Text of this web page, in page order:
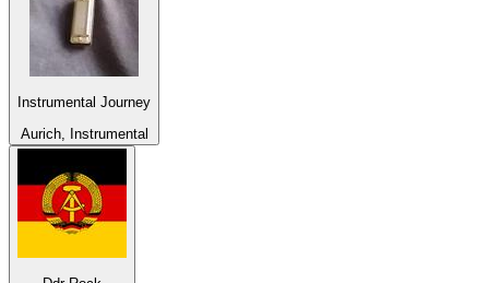
Instrumental Journey
Aurich, Instrumental